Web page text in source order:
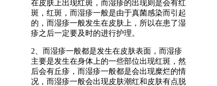
在皮肤上出现红斑，而湿疹的出现则是会有红
斑，红斑，而湿疹一般是由于真菌感染而引起
的，而湿疹一般发生在皮肤上，所以在患了湿
疹之后一定要及时的进行护理。
2、而湿疹一般都是发生在皮肤表面，而湿疹
主要是发生在身体上的一些部位出现红斑，然
后会有丘疹，而湿疹一般都是会出现糜烂的情
况，而湿疹一般会出现皮肤潮红和皮肤有点脱